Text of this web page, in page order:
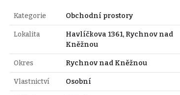
Kategorie Obchodní prostory
Lokalita
Havlíčkova 1361, Rychnov nad
Kněžnou
Okres Rychnov nad Kněžnou
Vlastnictví Osobní